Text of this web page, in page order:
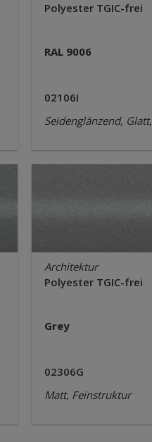
Polyester TGIC-frei
RAL 9006
02106I
Seidenglänzend,
Architektur
Polyester TGIC-frei
Grey
02306G
Matt, Feinstruktur